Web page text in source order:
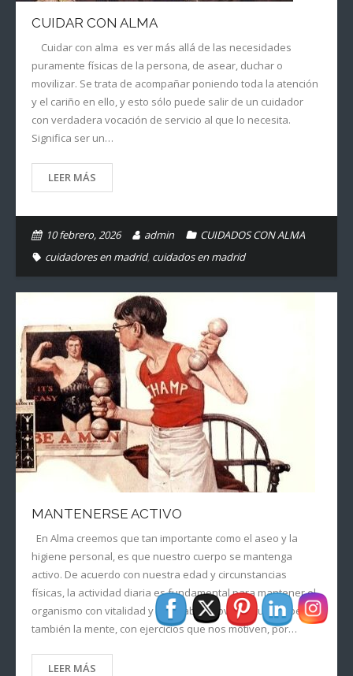
Privacidad
CUIDAR CON ALMA
Cuidar con alma es ver más allá de las necesidades
puramente físicas de la persona, de asear, duchar o
movilizar. Se trata de acompañar poniendo toda la atención
y el cariño en ello, y esto sólo puede salir de un cuidador
con verdadera vocación de servicio al que lo necesita.
Significa ser un…
LEER MÁS
10 febrero, 2026 admin
CUIDADOS CON ALMA
cuidadores en madrid, cuidados en madrid
MANTENERSE ACTIVO
En Alma creemos que tan importante como el aseo y la
higiene personal, es que nuestro cuerpo se mantenga
activo. De acuerdo con nuestra edad y circunstancias
físicas, la actividad diaria es fundamental para mantener el
organismo con vitalidad y saludable. Mover el cuerpo pero
también la mente, con ejercicios que nos motiven, por…
LEER MÁS